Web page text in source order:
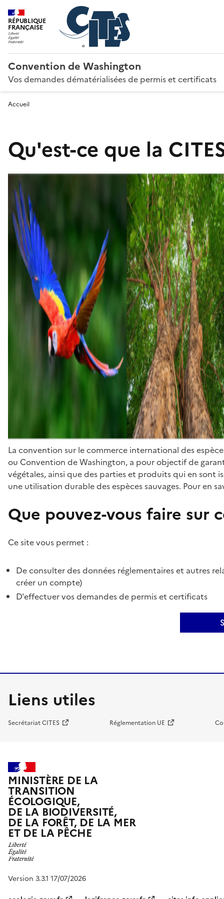
RÉPUBLIQUE
FRANÇAISE
Convention de Washington
Vos demandes dématérialisées de permis et certificats
Accueil
Qu'est-ce que la
La convention sur le commerce international des
ou Convention de Washington, a pour objectif de
végétales, ainsi que des parties et produits qui en sont
une utilisation durable des espèces sauvages. Pour en
Que pouvez-vous faire sur
Ce site vous permet :
De consulter des données réglementaires et autres
créer un compte)
D'effectuer vos demandes de permis et certificats
Liens utiles
Secrétariat CITES Réglementation UE
MINISTÈRE DE LA
TRANSITION
ÉCOLOGIQUE,
DE LA BIODIVERSITÉ,
DE LA FORÊT, DE LA MER
ET DE LA PÊCHE
Version 3.3.1 17/07/2026